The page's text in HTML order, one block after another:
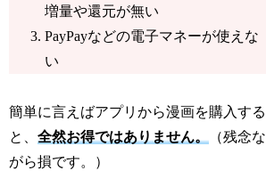
増量や還元が無い
PayPayなどの電子マネーが使えな
い
簡単に言えばアプリから漫画を購入する
と、全然お得ではありません。
（残念な
がら損です。）